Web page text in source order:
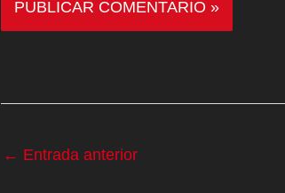
← Entrada anterior